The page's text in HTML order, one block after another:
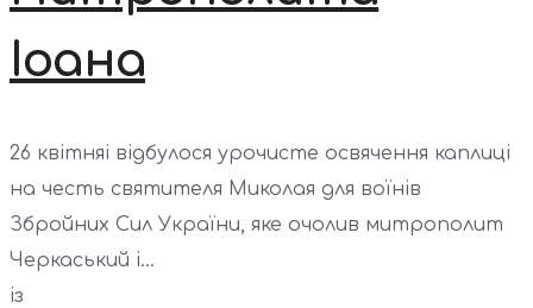
Іоана
26 квітняі відбулося урочисте освячення каплиці
на честь святителя Миколая для воїнів
Збройних Сил України, яке очолив митрополит
Черкаський і...
із